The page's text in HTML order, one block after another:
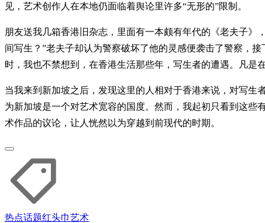
见，艺术创作人在本地仍面临着舆论里许多“无形的”限制。
朋友送我几箱香港旧杂志，里面有一本颇有年代的《老夫子》
间写生？”老夫子却认为警察破坏了他的灵感便袭击了警察，
时，我也不禁想到，在香港生活那些年，写生者的遭遇。凡是
当我来到新加坡之后，发现这里的人相对于香港来说，对写
为新加坡是一个对艺术宽容的国度。然而，我起初只看到这
术作品的议论，让人恍然以为穿越到前现代的时期。
热点话题红头巾艺术